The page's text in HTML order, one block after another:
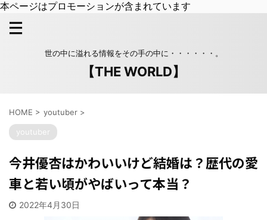
本ページはプロモーションが含まれています
世の中に溢れる情報をその手の中に・・・・・・。
【THE WORLD】
HOME > youtuber >
youtuber
今井優杏はかわいいけど結婚は？歴代の愛
車と若い頃がやばいって本当？
2022年4月30日